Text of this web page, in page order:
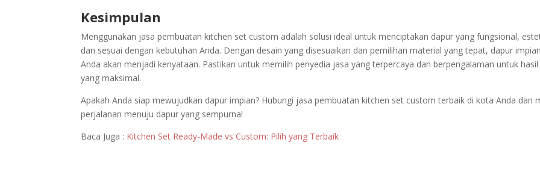
Kesimpulan
Menggunakan jasa pembuatan kitchen set custom adalah solusi ideal untuk menciptakan dapur yang fungsional,
dan sesuai dengan kebutuhan Anda. Dengan desain yang disesuaikan dan pemilihan material yang tepat, dapur
Anda akan menjadi kenyataan. Pastikan untuk memilih penyedia jasa yang terpercaya dan berpengalaman untuk hasil
yang maksimal.
Apakah Anda siap mewujudkan dapur impian? Hubungi jasa pembuatan kitchen set custom terbaik di kota Anda dan
perjalanan menuju dapur yang sempurna!
Baca Juga : Kitchen Set Ready-Made vs Custom: Pilih yang Terbaik